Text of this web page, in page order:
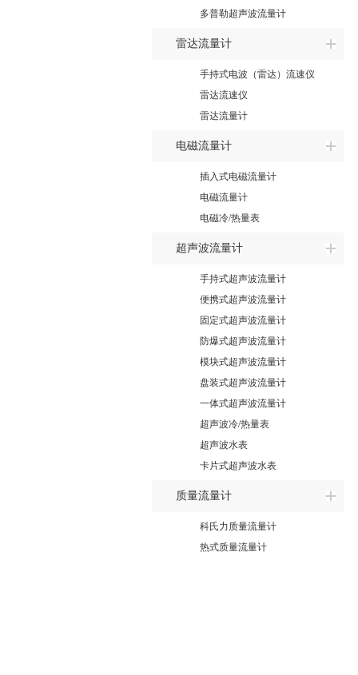
多普勒超声波流量计
雷达流量计
手持式电波（雷达）流速仪
雷达流速仪
雷达流量计
电磁流量计
插入式电磁流量计
电磁流量计
电磁冷/热量表
超声波流量计
手持式超声波流量计
便携式超声波流量计
固定式超声波流量计
防爆式超声波流量计
模块式超声波流量计
盘装式超声波流量计
一体式超声波流量计
超声波冷/热量表
超声波水表
卡片式超声波水表
质量流量计
科氏力质量流量计
热式质量流量计